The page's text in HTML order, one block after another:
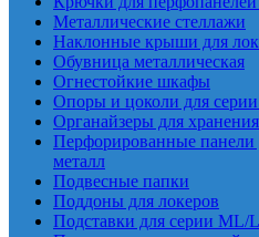
Металлические стеллажи
Наклонные крыши для
Обувница металлическая
Огнестойкие шкафы
Опоры и цоколи для
Органайзеры для
Перфорированные панели
металл
Подвесные папки
Поддоны для локеров
Подставки для серии ML/